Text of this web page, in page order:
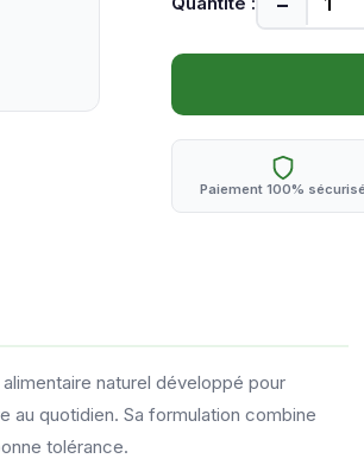
Paiement 100% sécurisé
naturel développé pour
quotidien. Sa formulation combine
tolérance.